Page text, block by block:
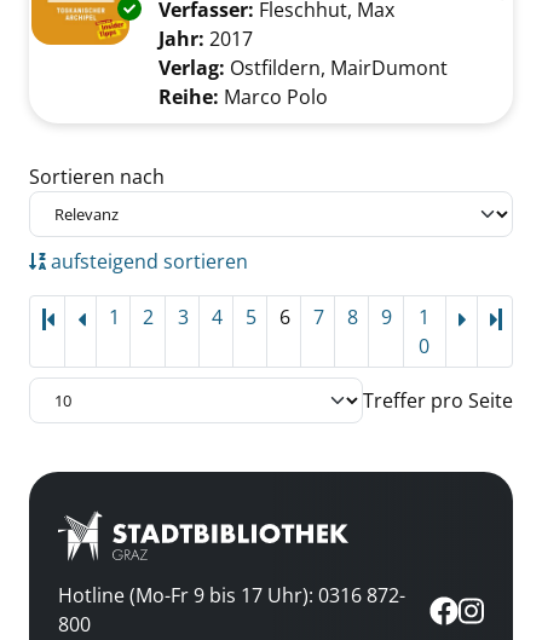
Exemplar-Details von Elba anzeigen
Verfasser: Fleschhut, Max
Jahr: 2017
Verlag: Ostfildern, MairDumont
Reihe: Marco Polo
Zu den Suchfiltern springen
Sortieren nach
aufsteigend sortieren
1 2 3 4 5 6 7 8 9
1
0
Treffer pro Seite
Hotline (Mo-Fr 9 bis 17 Uhr): 0316 872-
800